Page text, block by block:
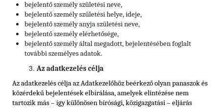
bejelentő személy születési neve,
bejelentő személy születési helye, ideje,
bejelentő személy anyja születési neve,
bejelentő személy elérhetősége,
bejelentő személy által megadott, bejelentésében foglalt
további személyes adatok.
Az adatkezelés célja
Az adatkezelés célja az Adatkezelőhöz beérkező olyan panaszok és
közérdekű bejelentések elbírálása, amelyek elintézése nem
tartozik más – így különösen bírósági, közigazgatási – eljárás